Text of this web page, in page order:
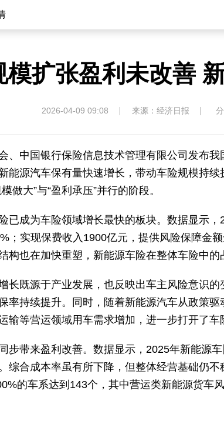
模扩张盈利未改善
2026-04-09 09:08 来源：经济日报
、中国银行保险信息技术管理有限公司发布
能源汽车保有量快速增长，带动车险规模持
做大”与“盈利承压”并行的阶段。
已成为车险领域增长最快的板块。数据显示
；实现保费收入1900亿元，提供风险保障金
构也在加快重塑，新能源车险在整体车险中的
长既源于产业发展，也反映出车主风险意识
率持续提升。同时，随着新能源汽车从政策
输等营运领域用车需求增加，进一步打开了车
步带来盈利改善。数据显示，2025年新能源
综合成本率虽有所下降，但整体经营基础仍
的车系达到143个，其中营运类新能源货车